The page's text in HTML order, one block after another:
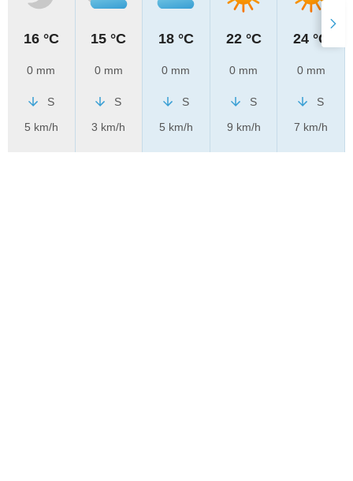
16 °C
0 mm
S
5 km/h
15 °C
0 mm
S
3 km/h
18 °C
0 mm
S
5 km/h
22 °C
0 mm
S
9 km/h
24 °C
0 mm
S
7 km/h